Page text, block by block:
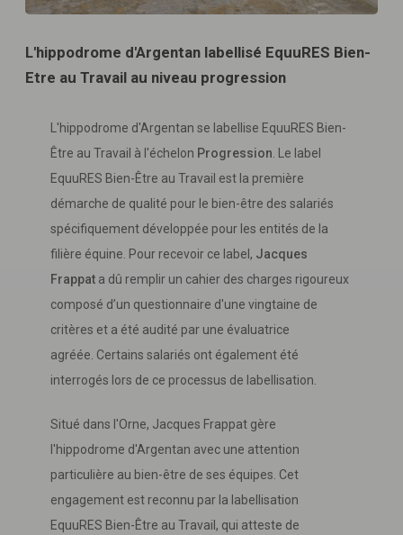
L'hippodrome d'Argentan labellisé EquuRES Bien-
Etre au Travail au niveau progression
L'hippodrome d'Argentan se labellise EquuRES Bien-
Être au Travail à l'échelon Progression . Le label
EquuRES Bien-Être au Travail est la première
démarche de qualité pour le bien-être des salariés
spécifiquement développée pour les entités de la
filière équine. Pour recevoir ce label, Jacques
Frappat a dû remplir un cahier des charges rigoureux
composé d’un questionnaire d'une vingtaine de
critères et a été audité par une évaluatrice
agréée. Certains salariés ont également été
interrogés lors de ce processus de labellisation.
Situé dans l'Orne, Jacques Frappat gère
l'hippodrome d'Argentan avec une attention
particulière au bien-être de ses équipes. Cet
engagement est reconnu par la labellisation
EquuRES Bien-Être au Travail, qui atteste de